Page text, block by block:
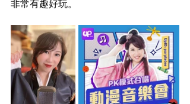
非常有趣好玩。